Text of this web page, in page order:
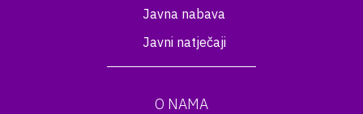
Javna nabava
Javni natječaji
O NAMA